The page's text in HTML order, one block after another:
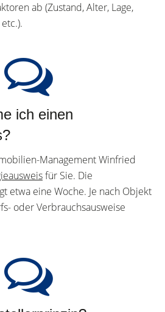
ab (Zustand, Alter, Lage,
ich einen
Management Winfried
für Sie. Die
etwa eine Woche. Je nach Objekt
oder Verbrauchsausweise